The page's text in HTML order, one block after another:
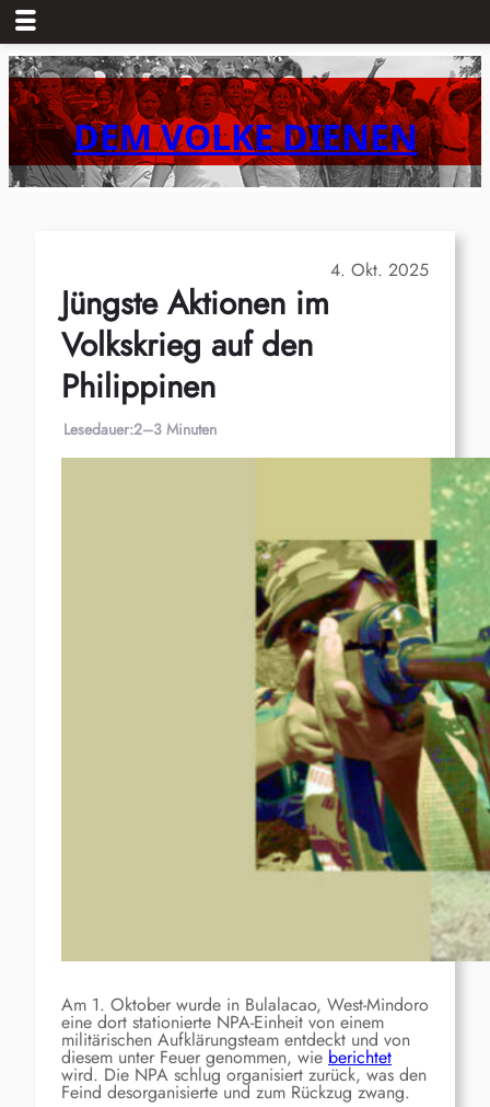
Zum
Inhalt
springenDEM VOLKE DIENEN
4. Okt. 2025
Jüngste Aktionen im
Volkskrieg auf den
Philippinen
Lesedauer:2–3 Minuten
Am 1. Oktober wurde in Bulalacao, West-Mindoro
eine dort stationierte NPA-Einheit von einem
militärischen Aufklärungsteam entdeckt und von
diesem unter Feuer genommen, wie berichtet
wird. Die NPA schlug organisiert zurück, was den
Feind desorganisierte und zum Rückzug zwang.